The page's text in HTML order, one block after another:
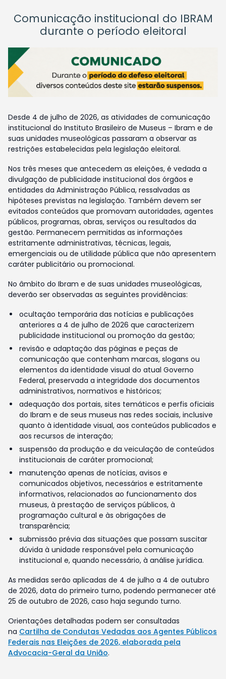
Comunicação institucional do IBRAM
durante o período eleitoral
Desde 4 de julho de 2026, as atividades de comunicação
institucional do Instituto Brasileiro de Museus – Ibram e de
suas unidades museológicas passaram a observar as
restrições estabelecidas pela legislação eleitoral.
Nos três meses que antecedem as eleições, é vedada a
divulgação de publicidade institucional dos órgãos e
entidades da Administração Pública, ressalvadas as
hipóteses previstas na legislação. Também devem ser
evitados conteúdos que promovam autoridades, agentes
públicos, programas, obras, serviços ou resultados da
gestão. Permanecem permitidas as informações
estritamente administrativas, técnicas, legais,
emergenciais ou de utilidade pública que não apresentem
caráter publicitário ou promocional.
No âmbito do Ibram e de suas unidades museológicas,
deverão ser observadas as seguintes providências:
ocultação temporária das notícias e publicações
anteriores a 4 de julho de 2026 que caracterizem
publicidade institucional ou promoção da gestão;
revisão e adaptação das páginas e peças de
comunicação que contenham marcas, slogans ou
elementos da identidade visual do atual Governo
Federal, preservada a integridade dos documentos
administrativos, normativos e históricos;
adequação dos portais, sites temáticos e perfis oficiais
do Ibram e de seus museus nas redes sociais, inclusive
quanto à identidade visual, aos conteúdos publicados e
aos recursos de interação;
suspensão da produção e da veiculação de conteúdos
institucionais de caráter promocional;
manutenção apenas de notícias, avisos e
comunicados objetivos, necessários e estritamente
informativos, relacionados ao funcionamento dos
museus, à prestação de serviços públicos, à
programação cultural e às obrigações de
transparência;
submissão prévia das situações que possam suscitar
dúvida à unidade responsável pela comunicação
institucional e, quando necessário, à análise jurídica.
As medidas serão aplicadas de 4 de julho a 4 de outubro
de 2026, data do primeiro turno, podendo permanecer até
25 de outubro de 2026, caso haja segundo turno.
Orientações detalhadas podem ser consultadas
na Cartilha de Condutas Vedadas aos Agentes Públicos
Federais nas Eleições de 2026, elaborada pela
Advocacia-Geral da União.